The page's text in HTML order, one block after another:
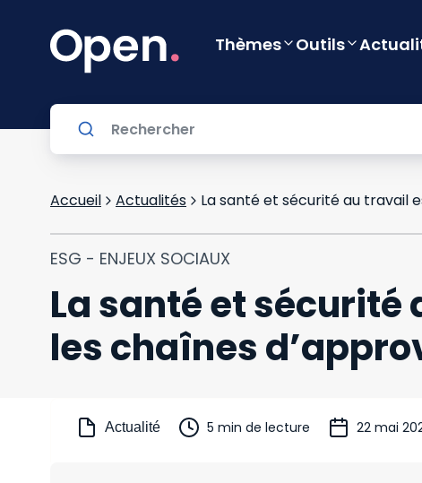
Thèmes Outils
Accueil Actualités
ESG - ENJEUX SOCIAUX
La santé et
les chaînes
Actualité 5 min de lecture 22 mai